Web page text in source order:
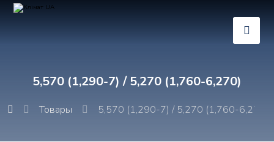
5,570 (1,290-7) / 5,270 (1,760-6,270)
Товары 5,570 (1,290-7) / 5,270 (1,760-6,270)